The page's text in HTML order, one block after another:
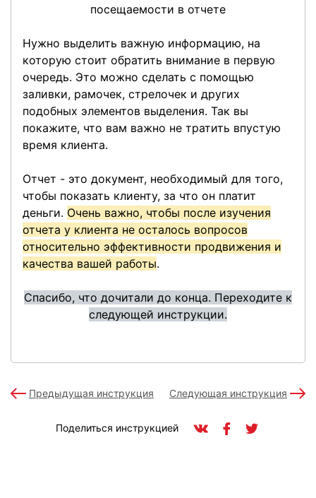
посещаемости в отчете
Нужно выделить важную информацию, на
которую стоит обратить внимание в первую
очередь. Это можно сделать с помощью
заливки, рамочек, стрелочек и других
подобных элементов выделения. Так вы
покажите, что вам важно не тратить впустую
время клиента.
Отчет - это документ, необходимый для того,
чтобы показать клиенту, за что он платит
деньги. Очень важно, чтобы после изучения
отчета у клиента не осталось вопросов
относительно эффективности продвижения и
качества вашей работы.
Спасибо, что дочитали до конца. Переходите к
следующей инструкции.
Предыдущая инструкция
Поделиться инструкцией
Следующая инструкция